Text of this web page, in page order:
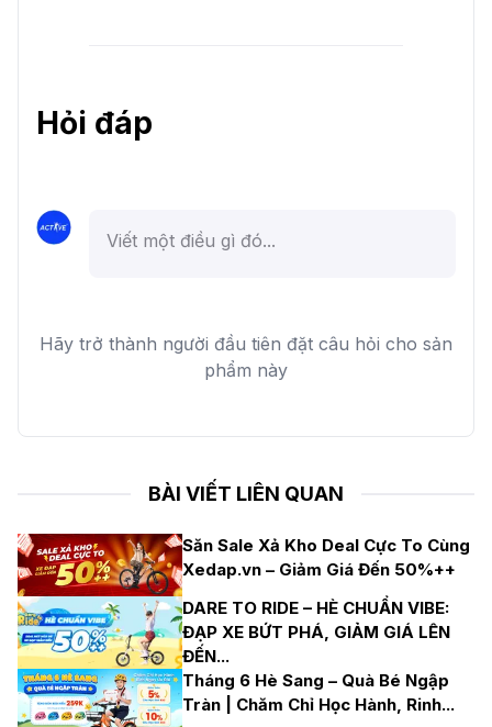
Hỏi đáp
Hãy trở thành người đầu tiên đặt câu hỏi cho sản
phẩm này
BÀI VIẾT LIÊN QUAN
Săn Sale Xả Kho Deal Cực To Cùng
Xedap.vn – Giảm Giá Đến 50%++
DARE TO RIDE – HÈ CHUẨN VIBE:
ĐẠP XE BỨT PHÁ, GIẢM GIÁ LÊN
ĐẾN...
Tháng 6 Hè Sang – Quà Bé Ngập
Tràn | Chăm Chỉ Học Hành, Rinh...